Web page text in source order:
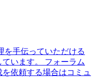
を手伝っていただける
います。
フォーラム
依頼する場合はコミュ